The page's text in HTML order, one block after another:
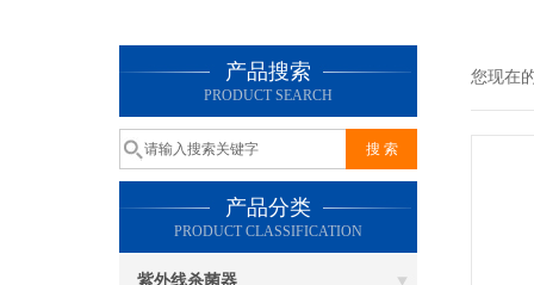
产品搜索
PRODUCT SEARCH
产品分类
PRODUCT CLASSIFICATION
紫外线杀菌器
您现在